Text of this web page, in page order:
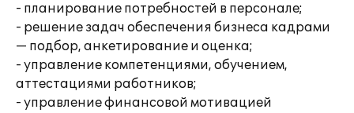
- планирование потребностей в персонале;
- решение задач обеспечения бизнеса кадрами
— подбор, анкетирование и оценка;
- управление компетенциями, обучением,
аттестациями работников;
- управление финансовой мотивацией